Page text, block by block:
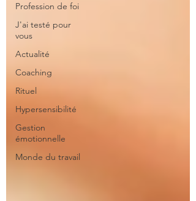
Profession de foi
J'ai testé pour
vous
Actualité
Coaching
Rituel
Hypersensibilité
Gestion
émotionnelle
Monde du travail